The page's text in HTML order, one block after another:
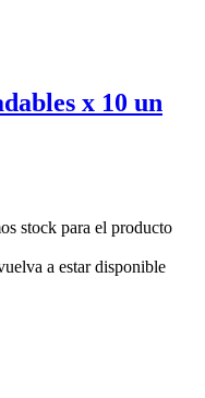
x 10 un
stock para el producto
a estar disponible